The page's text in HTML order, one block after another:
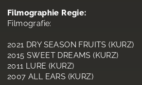
Filmographie Regie:
Filmografie:
2021 DRY SEASON FRUITS (KURZ)
2015 SWEET DREAMS (KURZ)
2011 LURE (KURZ)
2007 ALL EARS (KURZ)